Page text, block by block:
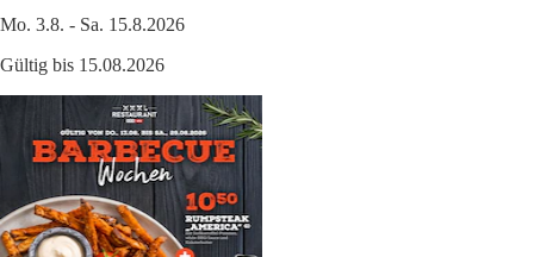
Mo. 3.8. - Sa. 15.8.2026
Gültig bis 15.08.2026